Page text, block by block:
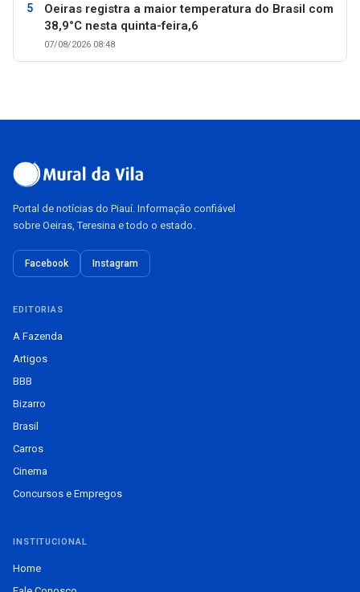
Oeiras registra a maior temperatura do Brasil com
38,9°C nesta quinta-feira,6
07/08/2026 08:48
Portal de notícias do Piauí. Informação confiável
sobre Oeiras, Teresina e todo o estado.
Facebook Instagram
EDITORIAS
A Fazenda
Artigos
BBB
Bizarro
Brasil
Carros
Cinema
Concursos e Empregos
INSTITUCIONAL
Home